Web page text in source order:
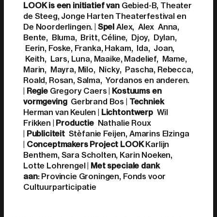
LOOK is een initiatief vanGebied-B, Theater
de Steeg, Jonge Harten Theaterfestival en
De Noorderlingen. | Spel Alex, Alex Anna,
Bente, Bluma, Britt, Céline, Djoy, Dylan,
Eerin, Foske, Franka, Hakam, Ida, Joan,
Keith, Lars, Luna, Maaike, Madelief, Mame,
Marin, Mayra, Milo, Nicky, Pascha, Rebecca,
Roald, Rosan, Salma, Yordanos en anderen.
RegieGregory Caers | Kostuums en
vormgevingGerbrand Bos | Techniek
Herman van Keulen | LichtontwerpWil
Frikken | ProductieNathalie Roux
PubliciteitStèfanie Feijen, Amarins Elzinga
Conceptmakers Project LOOKKarlijn
Benthem, Sara Scholten, Karin Noeken,
Lotte Lohrengel | Met speciale dank
aan: Provincie Groningen, Fonds voor
Cultuurparticipatie